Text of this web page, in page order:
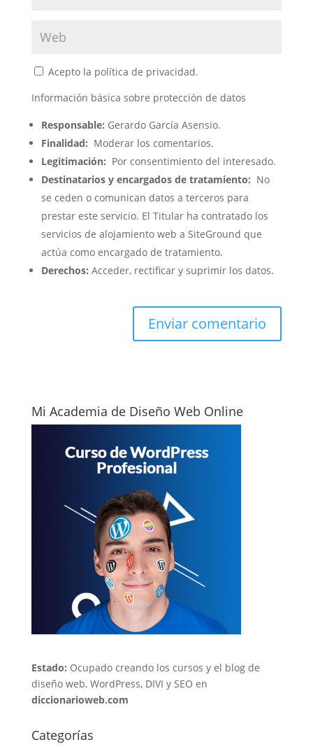
Acepto la política de privacidad.
Información básica sobre protección de datos
Responsable: Gerardo García Asensio.
Finalidad: Moderar los comentarios.
Legitimación: Por consentimiento del interesado.
Destinatarios y encargados de tratamiento: No
se ceden o comunican datos a terceros para
prestar este servicio. El Titular ha contratado los
servicios de alojamiento web a SiteGround que
actúa como encargado de tratamiento.
Derechos: Acceder, rectificar y suprimir los datos.
Mi Academia de Diseño Web Online
Estado: Ocupado creando los cursos y el blog de
diseño web, WordPress, DIVI y SEO en
diccionarioweb.com
Categorías